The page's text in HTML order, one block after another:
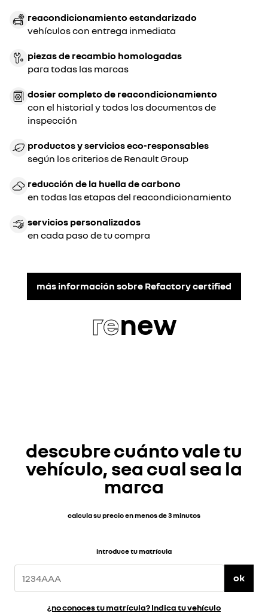
reacondicionamiento estandarizado
vehículos con entrega inmediata
piezas de recambio homologadas
para todas las marcas
dosier completo de reacondicionamiento
con el historial y todos los documentos de
inspección
productos y servicios eco-responsables
según los criterios de Renault Group
reducción de la huella de carbono
en todas las etapas del reacondicionamiento
servicios personalizados
en cada paso de tu compra
más información sobre Refactory certified
renew
descubre cuánto vale tu
vehículo, sea cual sea la
marca
calcula su precio en menos de 3 minutos
introduce tu matrícula
ok
¿no conoces tu matrícula? Indica tu vehículo